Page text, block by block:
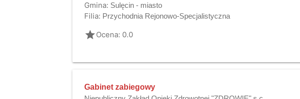
Gmina: Sulęcin - miasto
Filia: Przychodnia Rejonowo-Specjalistyczna
gradeOcena: 0.0
Gabinet zabiegowy